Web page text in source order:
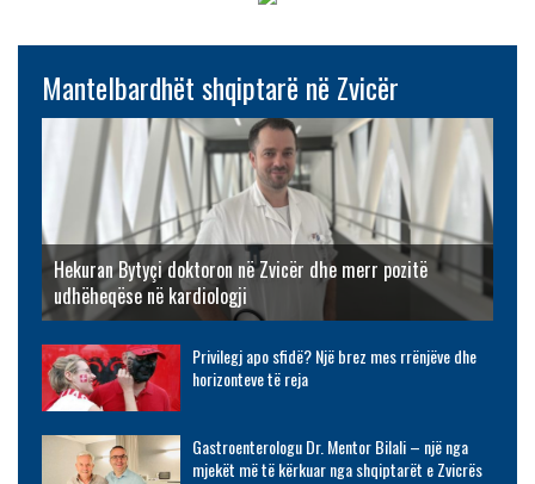
Mantelbardhët shqiptarë në Zvicër
Hekuran Bytyçi doktoron në Zvicër dhe merr pozitë
udhëheqëse në kardiologji
Privilegj apo sfidë? Një brez mes rrënjëve dhe
horizonteve të reja
Gastroenterologu Dr. Mentor Bilali – një nga
mjekët më të kërkuar nga shqiptarët e Zvicrës